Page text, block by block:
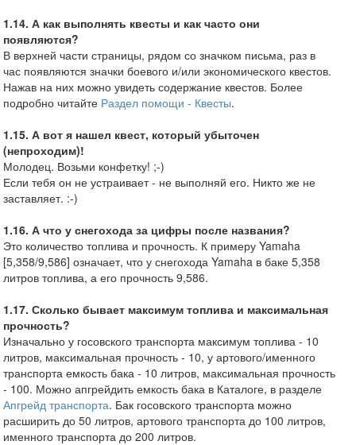
1.14. А как выполнять квесты и как часто они
появляются?
В верхней части страницы, рядом со значком письма, раз в
час появляются значки боевого и/или экономического квестов.
Нажав на них можно увидеть содержание квестов. Более
подробно читайте Раздел помощи - Квесты.
1.15. А вот я нашел квест, который убыточен
(непроходим)!
Молодец. Возьми конфетку! ;-)
Если тебя он не устраивает - не выполняй его. Никто же не
заставляет. :-)
1.16. А что у снегохода за цифры после названия?
Это количество топлива и прочность. К примеру Yamaha
[5,358/9,586] означает, что у снегохода Yamaha в баке 5,358
литров топлива, а его прочность 9,586.
1.17. Сколько бывает максимум топлива и максимальная
прочность?
Изначально у госовского транспорта максимум топлива - 10
литров, максимальная прочность - 10, у артового/именного
транспорта емкость бака - 10 литров, максимальная прочность
- 100. Можно апгрейдить емкость бака в Каталоге, в разделе
Апгрейд транспорта. Бак госовского транспорта можно
расширить до 50 литров, артового транспорта до 100 литров,
именного транспорта до 200 литров.